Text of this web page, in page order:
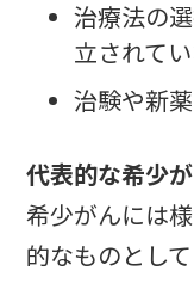
治療法の
立されて
治験や新
代表的な希少
希少がんには
的なものとし